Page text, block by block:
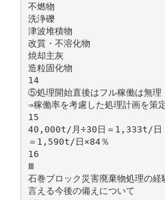
不燃物
洗浄礫
津波堆積物
改質・不溶化物
焼却主灰
造粒固化物
14
⑤処理開始直後はフル稼働は無理
⇒稼働率を考慮した処理計画を策
15
40,000t/月÷30日＝1,333t/日
＝1,590t/日×84％
16
Ⅲ
石巻ブロック災害廃棄物処理の経
言える今後の備えについて